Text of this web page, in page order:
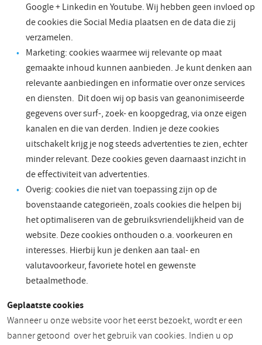
Google + Linkedin en Youtube. Wij hebben geen invloed op
de cookies die Social Media plaatsen en de data die zij
verzamelen.
Marketing: cookies waarmee wij relevante op maat
gemaakte inhoud kunnen aanbieden. Je kunt denken aan
relevante aanbiedingen en informatie over onze services
en diensten. Dit doen wij op basis van geanonimiseerde
gegevens over surf-, zoek- en koopgedrag, via onze eigen
kanalen en die van derden. Indien je deze cookies
uitschakelt krijg je nog steeds advertenties te zien, echter
minder relevant. Deze cookies geven daarnaast inzicht in
de effectiviteit van advertenties.
Overig: cookies die niet van toepassing zijn op de
bovenstaande categorieën, zoals cookies die helpen bij
het optimaliseren van de gebruiksvriendelijkheid van de
website. Deze cookies onthouden o.a. voorkeuren en
interesses. Hierbij kun je denken aan taal- en
valutavoorkeur, favoriete hotel en gewenste
betaalmethode.
Geplaatste cookies
Wanneer u onze website voor het eerst bezoekt, wordt er een
banner getoond over het gebruik van cookies. Indien u op